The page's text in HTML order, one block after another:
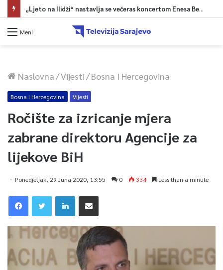
„Ljeto na Ilidži“ nastavlja se večeras koncertom Enesa Begovića
Meni
Naslovna/Vijesti/Bosna I Hercegovina
Bosna i Hercegovina Vijesti
Ročište za izricanje mjera
zabrane direktoru Agencije za
lijekove BiH
Ponedjeljak, 29 Juna 2020, 13:55 0 334 Less than a minute